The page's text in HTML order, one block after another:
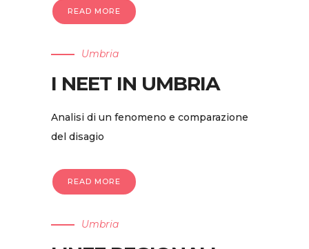
READ MORE
Umbria
I NEET IN UMBRIA
Analisi di un fenomeno e comparazione
del disagio
READ MORE
Umbria